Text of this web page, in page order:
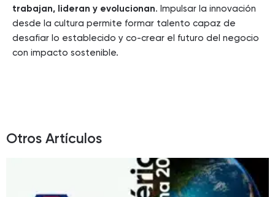
trabajan, lideran y evolucionan. Impulsar la innovación
desde la cultura permite formar talento capaz de
desafiar lo establecido y co-crear el futuro del negocio
con impacto sostenible.
Otros Artículos